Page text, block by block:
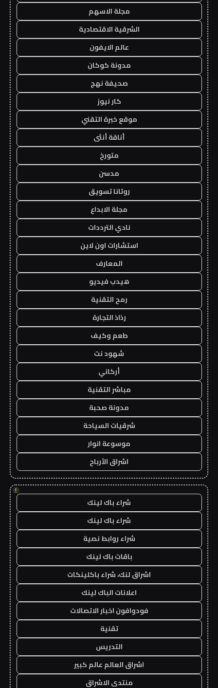
مجلة الاسهم
الشرقية الاقتصادية
عالم الايفون
مدونة كوكان
صحيفة نهج
كار نيوز
موقع خبرة التقني
أناقة أنثى
متورخ
مدسن
روتانا تسويق
مجلة الابداع
نادي الترددات
استشارات اون لاين
المعارف
هيدب فيديو
رمح التقنية
رذاذ التجارة
طعم وكيف
شهود نت
أركاني
مباشر التقنية
مدونة صحبة
شرقيات السياحة
موسوعة انوار
اشراق الأرباح
!
شراء باك لينك
شراء باك لينك
شراء روابط نصية
باقات باك لينك
اشراق لنك، شراء باكلينكات
اعلانات الباك لينك
فودوافون اخبار الاتصالات
تقنية
التدريس
اشراق العالم عالم كبير
منتدى الاشراق